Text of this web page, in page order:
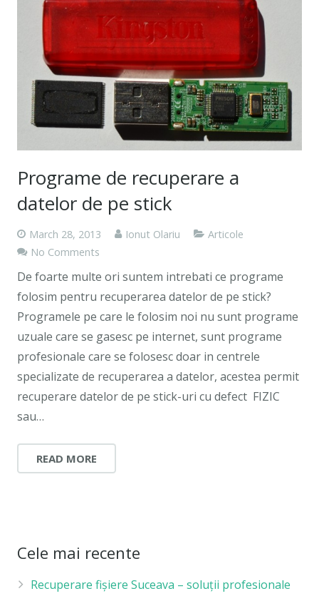
Programe de recuperare a
datelor de pe stick
March 28, 2013 Ionut Olariu
Articole
No Comments
De foarte multe ori suntem intrebati ce programe
folosim pentru recuperarea datelor de pe stick?
Programele pe care le folosim noi nu sunt programe
uzuale care se gasesc pe internet, sunt programe
profesionale care se folosesc doar in centrele
specializate de recuperarea a datelor, acestea permit
recuperare datelor de pe stick-uri cu defect FIZIC
sau…
READ MORE
Cele mai recente
Recuperare fișiere Suceava – soluții profesionale